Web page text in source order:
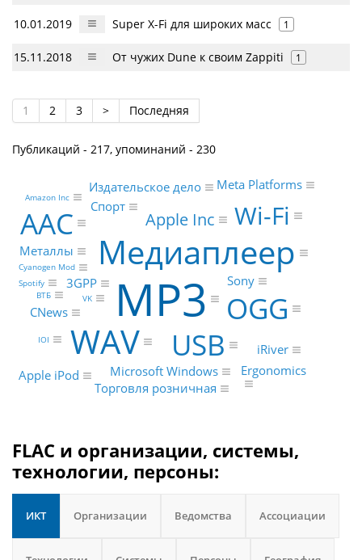
10.01.2019 Super X-Fi для широких масс 1
15.11.2018 От чужих Dune к своим Zappiti 1
1 2 3 > Последняя
Публикаций - 217, упоминаний - 230
MP3
Медиаплеер
WAV USB
OGG
AAC Wi-Fi
Apple Inc
Sony
3GPP
Металлы
Apple iPod
CNews
Microsoft Windows
Торговля розничная
Ergonomics
iRiver
Meta Platforms
Издательское дело
Спорт
Cyanogen Mod
Amazon Inc
Spotify
ВТБ
IOI
VK
FLAC и организации, системы,
технологии, персоны:
ИКТ Организации Ведомства Ассоциации